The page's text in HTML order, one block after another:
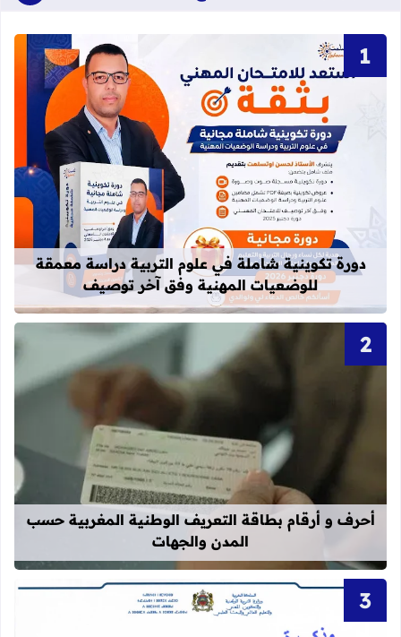
قراءة المزيد عن دورة تكوينية
دورة تكوينية شاملة في علوم التربية دراسة معمقة
للوضعيات المهنية وفق آخر توصيف
قراءة المزيد عن أحرف و أرقام
أحرف و أرقام بطاقة التعريف الوطنية المغربية حسب
المدن والجهات